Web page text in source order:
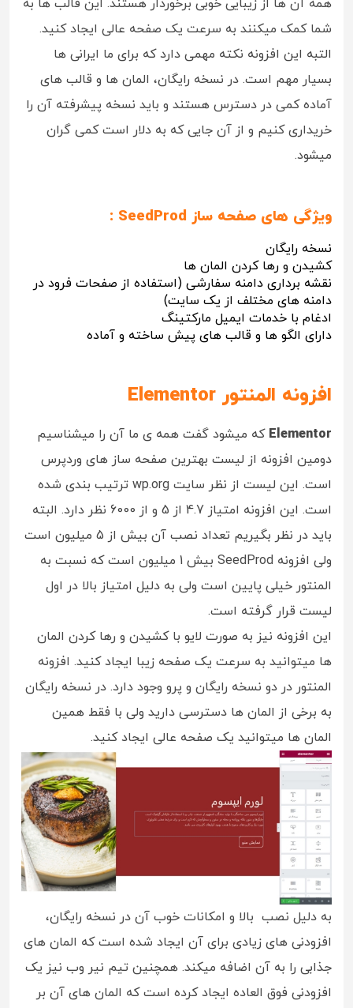
همه آن ها از زیبایی خوبی برخوردار هستند. این قالب ها به
شما کمک میکنند به سرعت یک صفحه عالی ایجاد کنید.
التبه این افزونه نکته مهمی دارد که برای ما ایرانی ها
بسیار مهم است. در نسخه رایگان، المان ها و قالب های
آماده کمی در دسترس هستند و باید نسخه پیشرفته آن را
خریداری کنیم و از آن جایی که به دلار است کمی گران
میشود.
ویژگی های صفحه ساز SeedProd :
نسخه رایگان
کشیدن و رها کردن المان ها
نقشه برداری دامنه سفارشی (استفاده از صفحات فرود در
دامنه های مختلف از یک سایت)
ادغام با خدمات ایمیل مارکتینگ
دارای الگو ها و قالب های پیش ساخته و آماده
افزونه المنتور Elementor
Elementor که میشود گفت همه ی ما آن را میشناسیم
دومین افزونه از لیست بهترین صفحه ساز های وردپرس
است. این لیست از نظر سایت wp.org ترتیب بندی شده
است. این افزونه امتیاز 4.7 از 5 و از 6000 نظر دارد. البته
باید در نظر بگیریم تعداد نصب آن بیش از 5 میلیون است
ولی افزونه SeedProd بیش 1 میلیون است که نسبت به
المنتور خیلی پایین است ولی به دلیل امتیاز بالا در اول
لیست قرار گرفته است.
این افزونه نیز به صورت لایو با کشیدن و رها کردن المان
ها میتوانید به سرعت یک صفحه زیبا ایجاد کنید. افزونه
المنتور در دو نسخه رایگان و پرو وجود دارد. در نسخه رایگان
به برخی از المان ها دسترسی دارید ولی با فقط همین
المان ها میتوانید یک صفحه عالی ایجاد کنید.
به دلیل نصب بالا و امکانات خوب آن در نسخه رایگان،
افزودنی های زیادی برای آن ایجاد شده است که المان های
جذابی را به آن اضافه میکند. همچنین تیم نیر وب نیز یک
افزودنی فوق العاده ایجاد کرده است که المان های آن بر